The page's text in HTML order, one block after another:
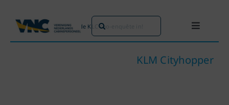
naar
inhoud
Toggle
Zoeken
naar:
Home» Vul deel 2 van de KLC cao-enquête in!
KLM Cityhopper